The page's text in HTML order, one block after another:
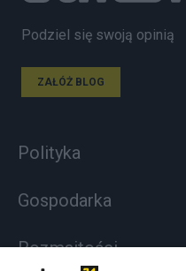
Podziel się swoją opinią
ZAŁÓŻ BLOG
Polityka
Gospodarka
Rozmaitości